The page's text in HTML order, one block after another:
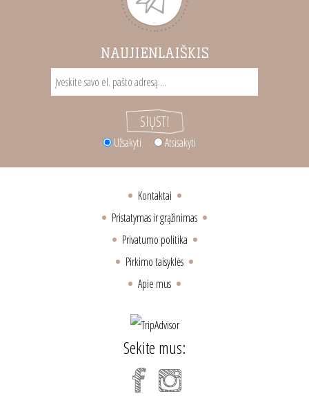
NAUJIENLAIŠKIS
Užsakyti Atsisakyti
Kontaktai
Pristatymas ir grąžinimas
Privatumo politika
Pirkimo taisyklės
Apie mus
Sekite mus: